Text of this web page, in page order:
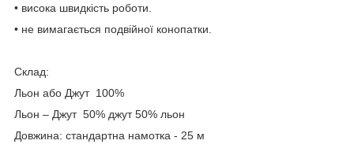
• висока швидкість роботи.
• не вимагається подвійної конопатки.
Склад:
Льон або Джут 100%
Льон – Джут 50% джут 50% льон
Довжина: стандартна намотка - 25 м